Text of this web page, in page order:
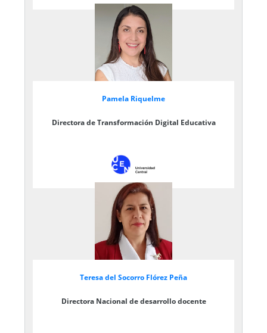
Pamela Riquelme
Directora de Transformación Digital Educativa
Teresa del Socorro Flórez Peña
Directora Nacional de desarrollo docente